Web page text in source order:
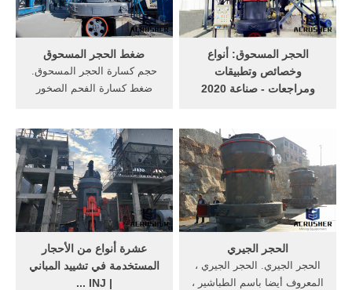
النبات المصنع في ...
الجرانيت، الحصى.
ضغط الحجر المسحوق
حجم كسارة الحجر المسحوق.
ضغط كسارة الفحم الصخور
مطحنةكسارة تصادمية نوع:
سحق الثانوية حجم المدخلات:
500 مم المواد المصنعة: الحجر
مع قوة ضغط أقل من
350Mpa، مثل الحجر ...
الحجر المسحوق: أنواع
وخصائص وتطبيقات
ومراجعات - صناعة 2020
من 400 إلى 800. إن الكثافة
الظاهرية هي 1.3 طن / م 3 ،
بينما يختلف حجم الحبوب من 2
إلى 5 ملم.
عشرة أنواع من الأحجار
المستخدمة في تشييد المباني
| INJ ...
الحجر الجيري
الحجر الجيري. الحجر الجيري ،
المعروف أيضا باسم الطباشير ،